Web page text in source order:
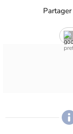
Partager